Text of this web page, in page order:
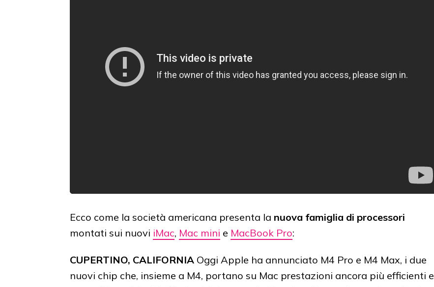
Ecco come la società americana presenta la nuova famiglia di processori
montati sui nuovi iMac, Mac mini e MacBook Pro:
CUPERTINO, CALIFORNIA Oggi Apple ha annunciato M4 Pro e M4 Max, i due
nuovi chip che, insieme a M4, portano su Mac prestazioni ancora più efficienti e